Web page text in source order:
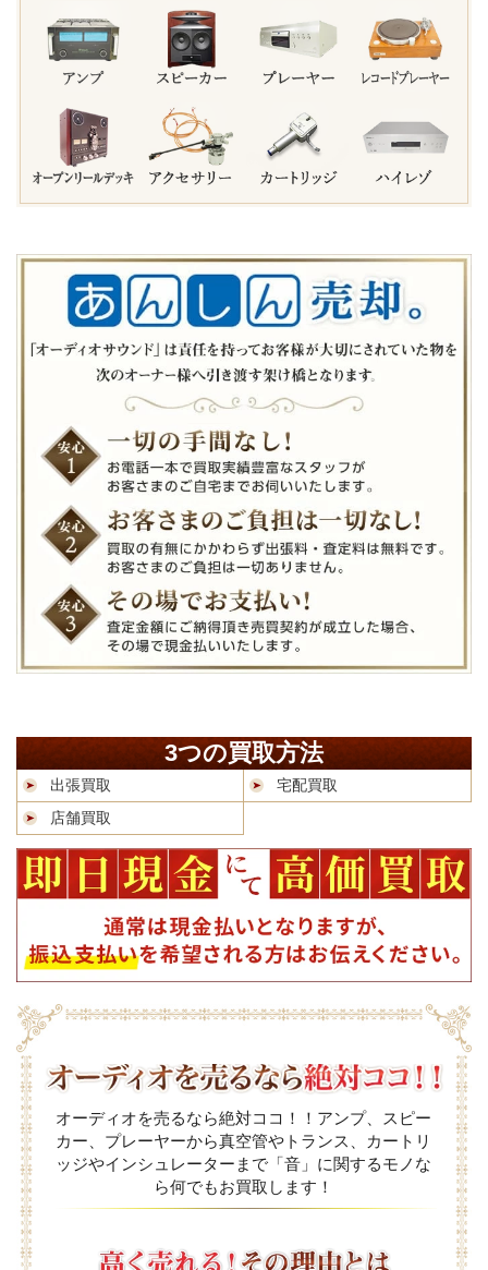
3つの買取方法
出張買取
宅配買取
店舗買取
オーディオを売るなら絶対ココ！！アンプ、スピー
カー、プレーヤーから真空管やトランス、カートリ
ッジやインシュレーターまで「音」に関するモノな
ら何でもお買取します！